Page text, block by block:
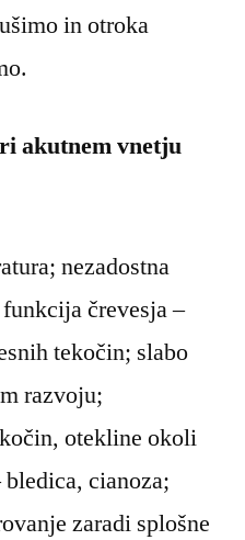
in otroka
akutnem vnetju
nezadostna
črevesja –
tekočin; slabo
razvoju;
otekline okoli
cianoza;
zaradi splošne